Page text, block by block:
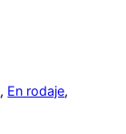
, En rodaje